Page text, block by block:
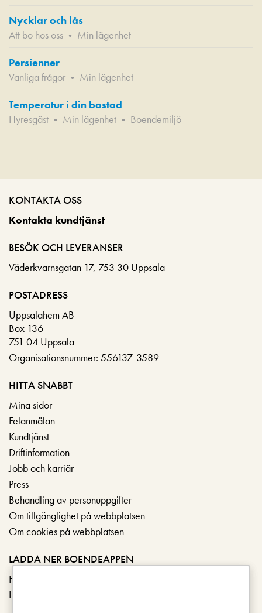
Nycklar och lås
Att bo hos oss • Min lägenhet
Persienner
Vanliga frågor • Min lägenhet
Temperatur i din bostad
Hyresgäst • Min lägenhet • Boendemiljö
KONTAKTA OSS
Kontakta kundtjänst
BESÖK OCH LEVERANSER
Väderkvarnsgatan 17, 753 30 Uppsala
POSTADRESS
Uppsalahem AB
Box 136
751 04 Uppsala
Organisationsnummer: 556137-3589
HITTA SNABBT
Mina sidor
Felanmälan
Kundtjänst
Driftinformation
Jobb och karriär
Press
Behandling av personuppgifter
Om tillgänglighet på webbplatsen
Om cookies på webbplatsen
LADDA NER BOENDEAPPEN
Hämta i App Store
Ladda ner på Google Play